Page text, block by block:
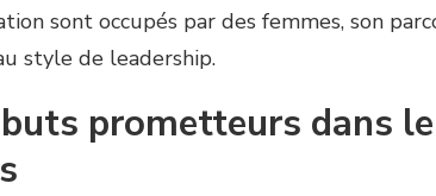
sont occupés par des femmes, son
style de leadership.
prometteurs dans